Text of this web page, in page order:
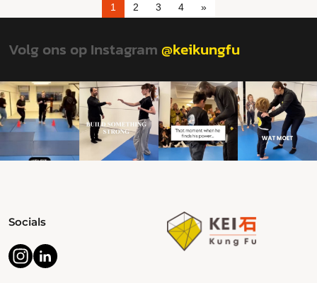
1 2 3 4 »
Volg ons op Instagram@keikungfu
Socials